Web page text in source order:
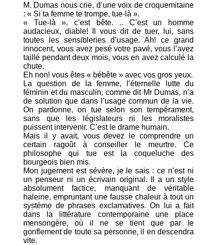
M. Dumas nous crie, d’une voix de croquemitaine
: « Si ta femme te trompe, tue-là ».
« Tue-là », c’est bête. .. C’est un homme
audacieux, diable! Il vous dit de tuer, lui, sans
toutes les sensibleries d’usage. Ah! ce grand
innocent, vous avez pesé votre pavé, vous l’avez
taillé pendant deux mois, vous en avez calculé la
chute.
Eh non! vous êtes « bébête » avec vos gros yeux.
La question de la femme, l’éternelle lutte du
féminin et du masculin, comme dit Mr Dumas, n’a
de solution que dans l’usage commun de la vie.
On pardonne, on tue selon son tempérament,
sans que les législateurs ni les moralistes
puissent intervenir. C’est le drame humain.
Mais il y avait, vous devez le comprendre un
certain ragoût à conseiller le meurtre. Ce
philosophe qui tue est la coqueluche des
bourgeois bien mis.
Mon jugement est sévère, je le sais : ce n’est ni
un penseur ni un écrivain original. Il a un style
absolument factice, manquant de véritable
haleine, empruntant une fausse chaleur à tout un
système de phrases exclamatives. On lui a fait
dans la littérature contemporaine une place
mensongère, où il ne se tient que par le
gonflement de toute sa personne, il en descendra
vite.